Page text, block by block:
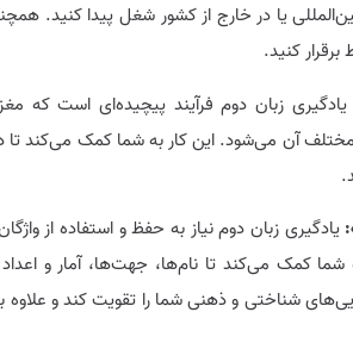
یا در خارج از کشور شغل پیدا کنید.
کنید.
یادگیری زبان دوم فرآیند پیچیده‌ای است
آن می‌شود. این کار به شما کمک می‌کند تا
یادگیری زبان دوم نیاز به حفظ و استفاده از
کمک می‌کند تا نام‌ها، جهت‌ها، آمار و اعداد
شناختی و ذهنی شما را تقویت کند و